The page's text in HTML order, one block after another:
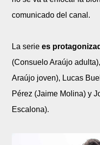
comunicado del canal.
La serie es
(Consuelo Araújo
Araújo joven), Lucas
Pérez (Jaime Molina) y
Escalona).